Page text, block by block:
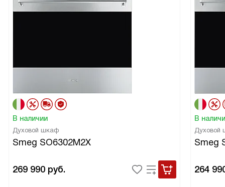
В наличии
Духовой шкаф
Smeg SO6302M2X
269 990 руб.
В
Духовой
Smeg
264